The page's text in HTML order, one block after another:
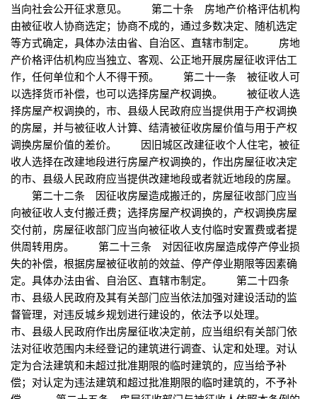
当向社会公开征求意见。 第二十条 房地产价格评估机构
由被征收人协商选定；协商不成的，通过多数决定、随机选定
等方式确定，具体办法由省、自治区、直辖市制定。 房地
产价格评估机构应当独立、客观、公正地开展房屋征收评估工
作，任何单位和个人不得干预。 第二十一条 被征收人可
以选择货币补偿，也可以选择房屋产权调换。 被征收人选
择房屋产权调换的，市、县级人民政府应当提供用于产权调换
的房屋，并与被征收人计算、结清被征收房屋价值与用于产权
调换房屋价值的差价。 因旧城区改建征收个人住宅，被征
收人选择在改建地段进行房屋产权调换的，作出房屋征收决定
的市、县级人民政府应当提供改建地段或者就近地段的房屋。
第二十二条 因征收房屋造成搬迁的，房屋征收部门应当
向被征收人支付搬迁费；选择房屋产权调换的，产权调换房屋
交付前，房屋征收部门应当向被征收人支付临时安置费或者提
供周转用房。 第二十三条 对因征收房屋造成停产停业损
失的补偿，根据房屋被征收前的效益、停产停业期限等因素确
定。具体办法由省、自治区、直辖市制定。 第二十四条
市、县级人民政府及其有关部门应当依法加强对建设活动的监
督管理，对违反城乡规划进行建设的，依法予以处理。
市、县级人民政府作出房屋征收决定前，应当组织有关部门依
法对征收范围内未经登记的建筑进行调查、认定和处理。对认
定为合法建筑和未超过批准期限的临时建筑的，应当给予补
偿；对认定为违法建筑和超过批准期限的临时建筑的，不予补